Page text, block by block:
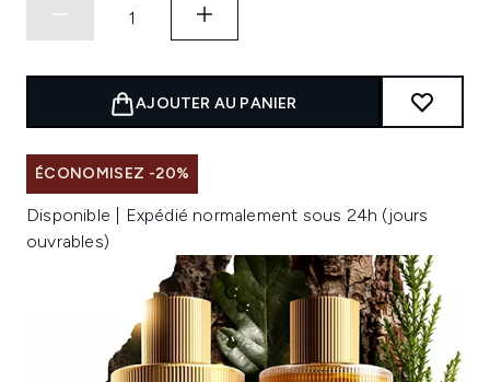
AJOUTER AU PANIER
ÉCONOMISEZ -20%
Disponible | Expédié normalement sous 24h (jours
ouvrables)